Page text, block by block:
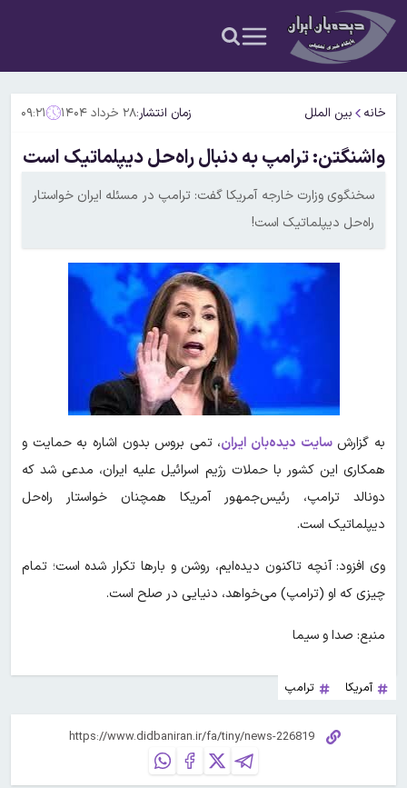
خانه بین الملل زمان انتشار:۲۸ خرداد ۱۴۰۴ ۰۹:۲۱
واشنگتن: ترامپ به دنبال راه‌حل دیپلماتیک است
سخنگوی وزارت خارجه آمریکا گفت: ترامپ در مسئله ایران خواستار
راه‌حل دیپلماتیک است!
به گزارشسایت دیده‌بان ایران، تمی بروس بدون اشاره به حمایت و
همکاری این کشور با حملات رژیم اسرائیل علیه ایران، مدعی شد که
دونالد ترامپ، رئیس‌جمهور آمریکا همچنان خواستار راه‌حل
دیپلماتیک است.
وی افزود: آنچه تاکنون دیده‌ایم، روشن و بارها تکرار شده است؛ تمام
چیزی که او (ترامپ) می‌خواهد، دنیایی در صلح است.
منبع: صدا و سیما
آمریکا ترامپ